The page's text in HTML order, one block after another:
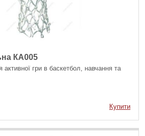
КА005
активної гри в баскетбол, навчання та
Купити